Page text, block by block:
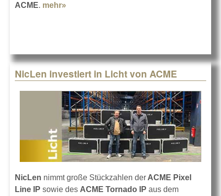
ACME. mehr»
NicLen investiert in Licht von ACME
NicLen nimmt große Stückzahlen der ACME Pixel
Line IP sowie des ACME Tornado IP aus dem